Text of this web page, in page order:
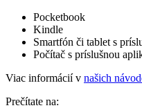
Pocketbook
Kindle
Smartfón či tablet s
Počítač s príslušnou
Viac informácií v našich
Prečítate na: